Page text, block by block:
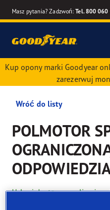
Masz pytania? Zadzwoń:Tel. 800
Kup opony marki Goodyear
zarezerwuj
Wróć do listy
POLMOTOR
Usługi dostępne online i w